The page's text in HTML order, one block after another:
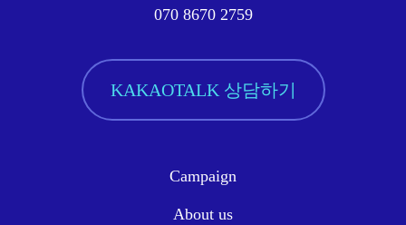
070 8670 2759
KAKAOTALK 상담하기
Campaign
About us